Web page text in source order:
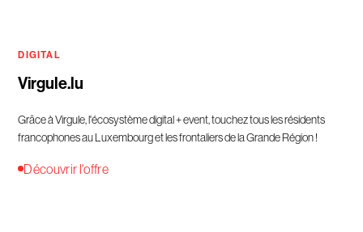
DIGITAL
Virgule.lu
Grâce à Virgule, l'écosystème digital + event, touchez tous les résidents
francophones au Luxembourg et les frontaliers de la Grande Région !
Découvrir l'offre